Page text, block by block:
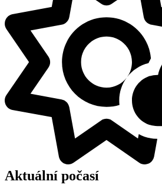
Aktuální počasí